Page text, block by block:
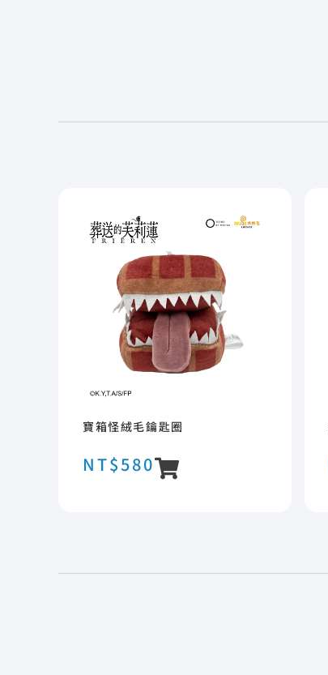
寶箱怪絨毛鑰匙圈
NT$580